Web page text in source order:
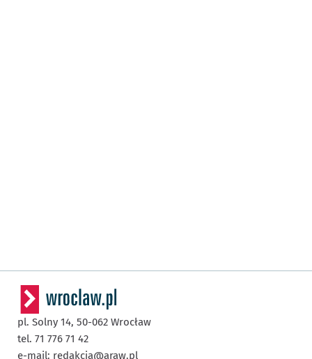
pl. Solny 14, 50-062 Wrocław
tel. 71 776 71 42
e-mail: redakcja@araw.pl